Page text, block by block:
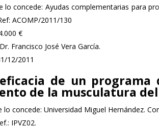
lo concede: Ayudas complementarias para
ACOMP/2011/130
€
Francisco José Vera García.
12/2011
de un programa
de la musculatura
concede: Universidad Miguel Hernández.
IPVZ02.